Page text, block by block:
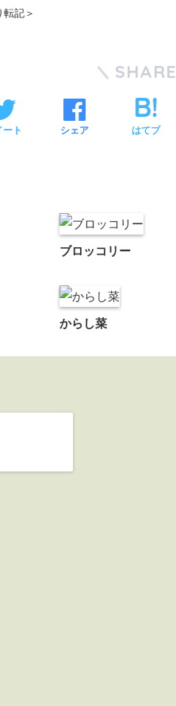
転記＞
SHARE
ート シェア はてブ
ブロッコリー
からし菜